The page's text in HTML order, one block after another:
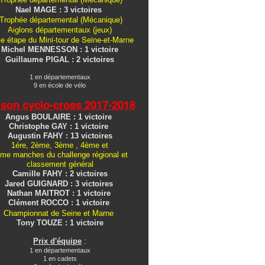
Nael MAGE : 3 victoires
Trophée départemental (Mécanique)
Aiglons départementaux (jeux)
étape du Mini-tour de Seine-et-Marne
Michel MENNESSON : 1 victoire
Guillaume PIGAL : 2 victoires
1 en départementaux
9 en école de vélo
cyclo-cross2017-2018
Angus BOULAIRE : 1 victoire
Christophe GAY : 1 victoire
Augustin FAHY : 13 victoires
1ére, 2ème, 3ème , 4ème et
manches du challenge régional et
classement général
Camille FAHY : 2 victoires
Jared GUIGNARD : 3 victoires
Nathan MAITROT : 1 victoire
Clément ROCCO : 1 victoire
Championnat de Seine et Marne
Tony TOUZE : 1 victoire
Prix d'équipe :
1 en départementaux
1 en cadets